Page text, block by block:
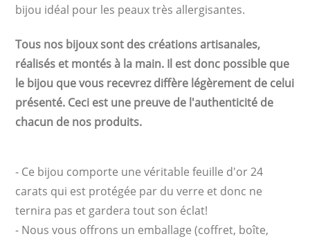
bijou idéal pour les peaux très allergisantes.
Tous nos bijoux sont des créations artisanales,
réalisés et montés à la main. Il est donc possible que
le bijou que vous recevrez diffère légèrement de celui
présenté. Ceci est une preuve de l'authenticité de
chacun de nos produits.
- Ce bijou comporte une véritable feuille d'or 24
carats qui est protégée par du verre et donc ne
ternira pas et gardera tout son éclat!
- Nous vous offrons un emballage (coffret, boîte,